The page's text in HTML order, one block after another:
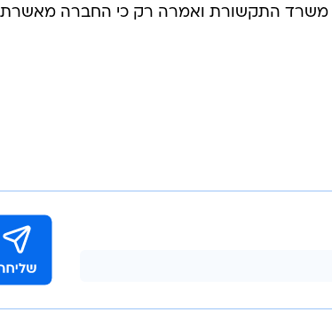
משרד התקשורת ואמרה רק כי החברה